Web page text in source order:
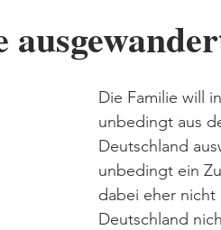
Die Familie will
unbedingt aus
Deutschland
unbedingt ein
dabei eher nicht
Deutschland